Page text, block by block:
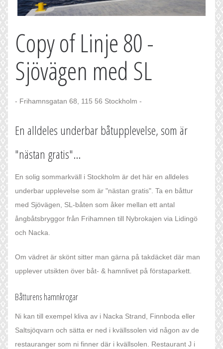
Copy of Linje 80 -
Sjövägen med SL
- Frihamnsgatan 68, 115 56 Stockholm -
En alldeles underbar båtupplevelse, som är
"nästan gratis"...
En solig sommarkväll i Stockholm är det här en alldeles
underbar upplevelse som är "nästan gratis". Ta en båttur
med Sjövägen, SL-båten som åker mellan ett antal
ångbåtsbryggor från Frihamnen till Nybrokajen via Lidingö
och Nacka.
Om vädret är skönt sitter man gärna på takdäcket där man
upplever utsikten över båt- & hamnlivet på förstaparkett.
Båtturens hamnkrogar
Ni kan till exempel kliva av i Nacka Strand, Finnboda eller
Saltsjöqvarn och sätta er ned i kvällssolen vid någon av de
restauranger som ni finner där i kvällsolen. Restaurant J i